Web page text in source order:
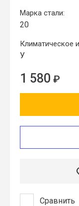
Марка стали:
20
Климатическое
У
1 580 ₽
Сравнить